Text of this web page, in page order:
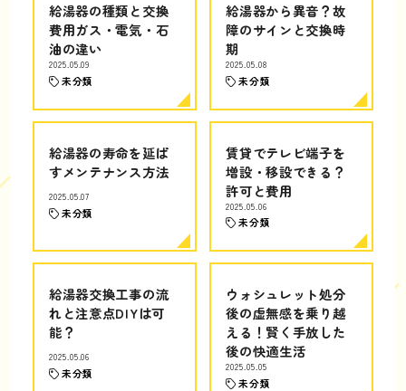
給湯器の種類と交換
費用ガス・電気・石
油の違い
2025.05.09
未分類
給湯器から異音？故
障のサインと交換時
期
2025.05.08
未分類
給湯器の寿命を延ば
すメンテナンス方法
2025.05.07
未分類
賃貸でテレビ端子を
増設・移設できる？
許可と費用
2025.05.06
未分類
給湯器交換工事の流
れと注意点DIYは可
能？
2025.05.06
未分類
ウォシュレット処分
後の虚無感を乗り越
える！賢く手放した
後の快適生活
2025.05.05
未分類